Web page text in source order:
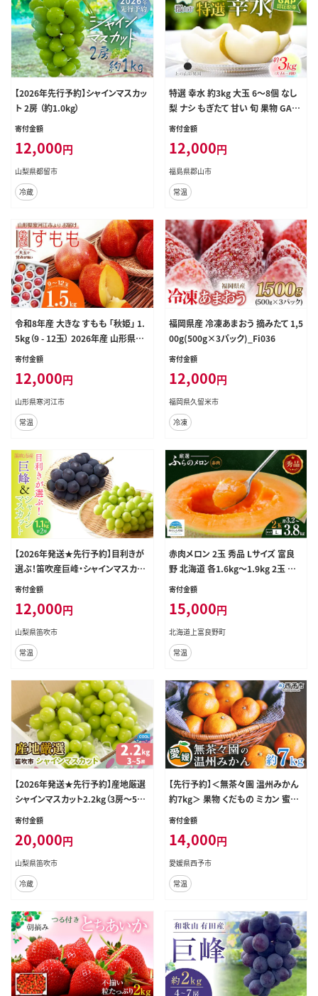
【2026年先行予約】シャインマスカッ
ト 2房 （約1.0kg）
寄付金額
12,000円
山梨県都留市
冷蔵
特選 幸水 約3kg 大玉 6～8個 なし
梨 ナシ もぎたて 甘い 旬 果物 GAP
認証 産地直送 贈り物 贈答用 送料無
えん 福島県 郡山市
寄付金額
12,000円
福島県郡山市
常温
令和8年産 大きな すもも 「秋姫」 1.
5kg（9 - 12玉） 2026年産 山形県産
【2026年9月中旬頃から9月末頃発
-B-MM020
寄付金額
12,000円
山形県寒河江市
常温
福岡県産 冷凍あまおう 摘みたて 1,5
00g(500g×3パック)_Fi036
寄付金額
12,000円
福岡県久留米市
冷凍
【2026年発送★先行予約】目利きが
選ぶ！笛吹産巨峰・シャインマスカッ
ト 1.1ｋｇ以上（各1房 計2房入り） 16
寄付金額
12,000円
山梨県笛吹市
常温
赤肉メロン 2玉 秀品 Lサイズ 富良
野 北海道 各1.6kg～1.9kg 2玉 セッ
ト 富良野メロン ファーム富良野 メ
デザート 北海道 北海道上富良野町
寄付金額
15,000円
北海道上富良野町
常温
【2026年発送★先行予約】産地厳選
シャインマスカット2.2kg（3房～5
房）106-004-26y
寄付金額
20,000円
山梨県笛吹市
冷蔵
【先行予約】＜無茶々園 温州みかん
約7kg＞ 果物 くだもの ミカン 蜜柑
柑橘 フルーツ うんしゅうみかん 選
べる内容量 贈り物 ギフト おいしい
期間限定 季節限定 食べて応援 特産
品 愛媛県 西予市 【常温】
寄付金額
14,000円
愛媛県西予市
常温